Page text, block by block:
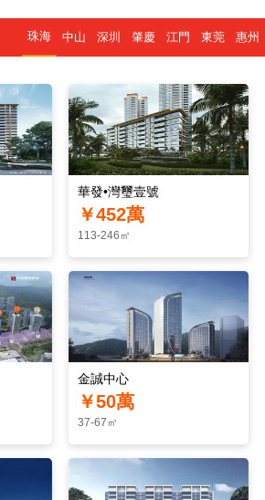
珠海 中山 深圳 肇慶 江門 東莞 惠州
華發•灣璽壹號
￥452萬
113-246㎡
金誠中心
￥50萬
37-67㎡